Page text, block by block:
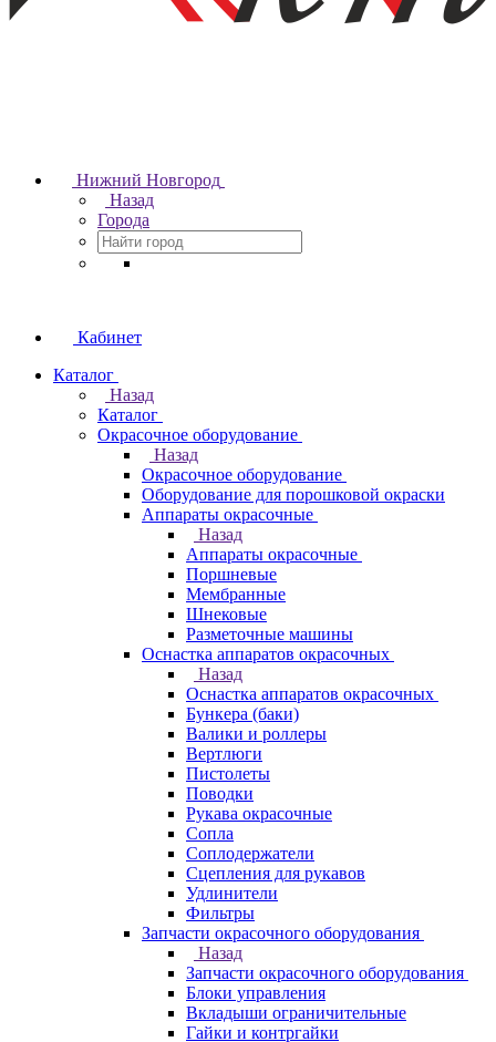
Нижний Новгород
Назад
Города
Кабинет
Каталог
Назад
Каталог
Окрасочное оборудование
Назад
Окрасочное оборудование
Оборудование для порошковой окраски
Аппараты окрасочные
Назад
Аппараты окрасочные
Поршневые
Мембранные
Шнековые
Разметочные машины
Оснастка аппаратов окрасочных
Назад
Оснастка аппаратов окрасочных
Бункера (баки)
Валики и роллеры
Вертлюги
Пистолеты
Поводки
Рукава окрасочные
Сопла
Соплодержатели
Сцепления для рукавов
Удлинители
Фильтры
Запчасти окрасочного оборудования
Назад
Запчасти окрасочного оборудования
Блоки управления
Вкладыши ограничительные
Гайки и контргайки